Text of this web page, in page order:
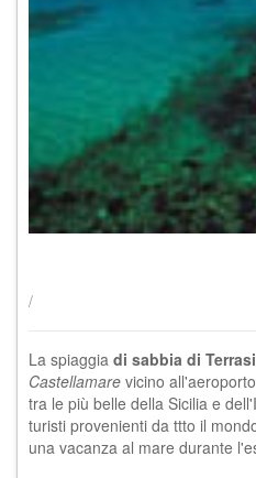
/
La spiaggia di sabbia di
Castellamare vicino
tra le più belle della Sicilia e
turisti provenienti da ttto il
una vacanza al mare durante